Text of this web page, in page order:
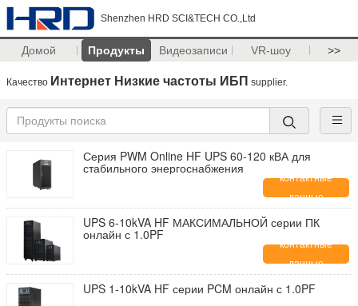
Shenzhen HRD SCI&TECH CO.,Ltd
Домой Продукты Видеозаписи VR-шоу >>
Качество Интернет Низкие частоты ИБП supplier.
Серия PWM Online HF UPS 60-120 кВА для
стабильного энергоснабжения
контактные
данные
UPS 6-10kVA HF МАКСИМАЛЬНОЙ серии ПК
онлайн с 1.0PF
контактные
данные
UPS 1-10kVA HF серии PCM онлайн с 1.0PF